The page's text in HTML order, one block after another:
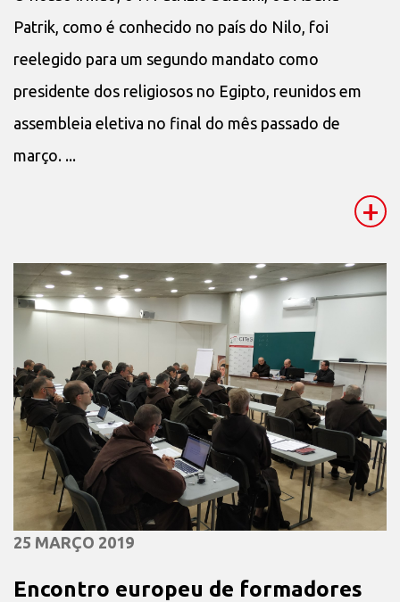
Patrik, como é conhecido no país do Nilo, foi
reelegido para um segundo mandato como
presidente dos religiosos no Egipto, reunidos em
assembleia eletiva no final do mês passado de
março. ...
+
25 MARÇO 2019
Encontro europeu de formadores